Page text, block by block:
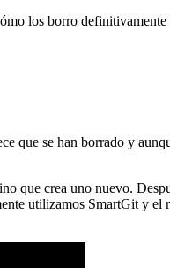
los borro
que se han borrado y
crea uno nuevo.
utilizamos SmartGit y el